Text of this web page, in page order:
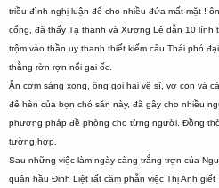
triều đình nghị luận để cho nhiều đứa mất mặt !
cổng, đã thấy Tạ thanh và Xương Lê dẫn 10 lính
trộm vào thần uy thanh thiết kiếm cảu Thái phó
thằng rờn rợn nổi gai ốc.
Ăn cơm sáng xong, ông gọi hai vệ sĩ, vợ con và
đê hèn của bọn chó săn này, đã gây cho nhiều
phương pháp đề phòng cho từng người. Đồng
tường hợp.
Sau những việc làm ngày càng trắng trợn của
quân hầu Đinh Liệt rất căm phẫn việc Thị Anh